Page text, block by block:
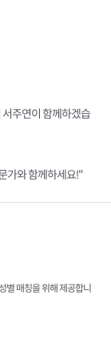
서주연이 함께하겠습
가와 함께하세요!"
별 매칭을 위해 제공합니